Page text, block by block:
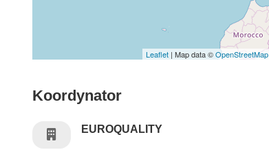
Leaflet | Map data ©OpenStreetMap
Koordynator
EUROQUALITY